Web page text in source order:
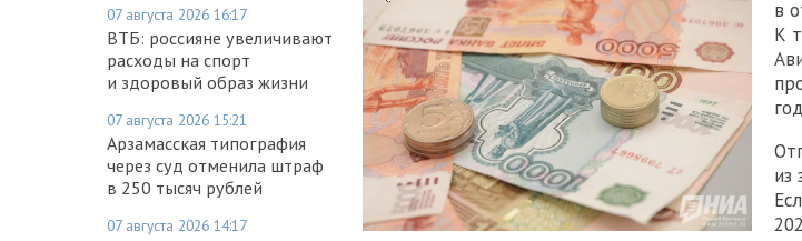
07 августа 2026 16:17
ВТБ: россияне увеличивают
расходы на спорт
и здоровый образ жизни
07 августа 2026 15:21
Арзамасская типография
через суд отменила штраф
в 250 тысяч рублей
07 августа 2026 14:17
в
К
из